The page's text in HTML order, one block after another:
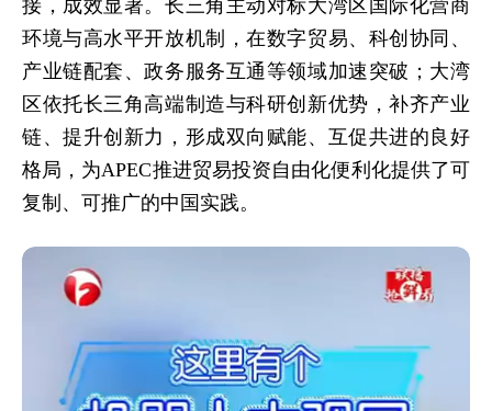
接，成效显著。长三角主动对标大湾区国际化营商
环境与高水平开放机制，在数字贸易、科创协同、
产业链配套、政务服务互通等领域加速突破；大湾
区依托长三角高端制造与科研创新优势，补齐产业
链、提升创新力，形成双向赋能、互促共进的良好
格局，为APEC推进贸易投资自由化便利化提供了可
复制、可推广的中国实践。